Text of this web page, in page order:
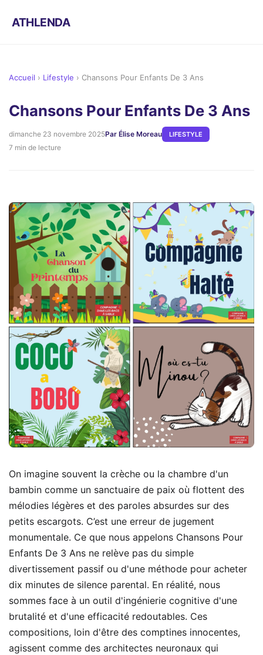
ATHLENDA
Accueil › Lifestyle › Chansons Pour Enfants De 3 Ans
Chansons Pour Enfants De 3 Ans
dimanche 23 novembre 2025Par Élise Moreau LIFESTYLE
7 min de lecture
On imagine souvent la crèche ou la chambre d'un
bambin comme un sanctuaire de paix où flottent des
mélodies légères et des paroles absurdes sur des
petits escargots. C’est une erreur de jugement
monumentale. Ce que nous appelons Chansons Pour
Enfants De 3 Ans ne relève pas du simple
divertissement passif ou d'une méthode pour acheter
dix minutes de silence parental. En réalité, nous
sommes face à un outil d'ingénierie cognitive d'une
brutalité et d'une efficacité redoutables. Ces
compositions, loin d'être des comptines innocentes,
agissent comme des architectes neuronaux qui